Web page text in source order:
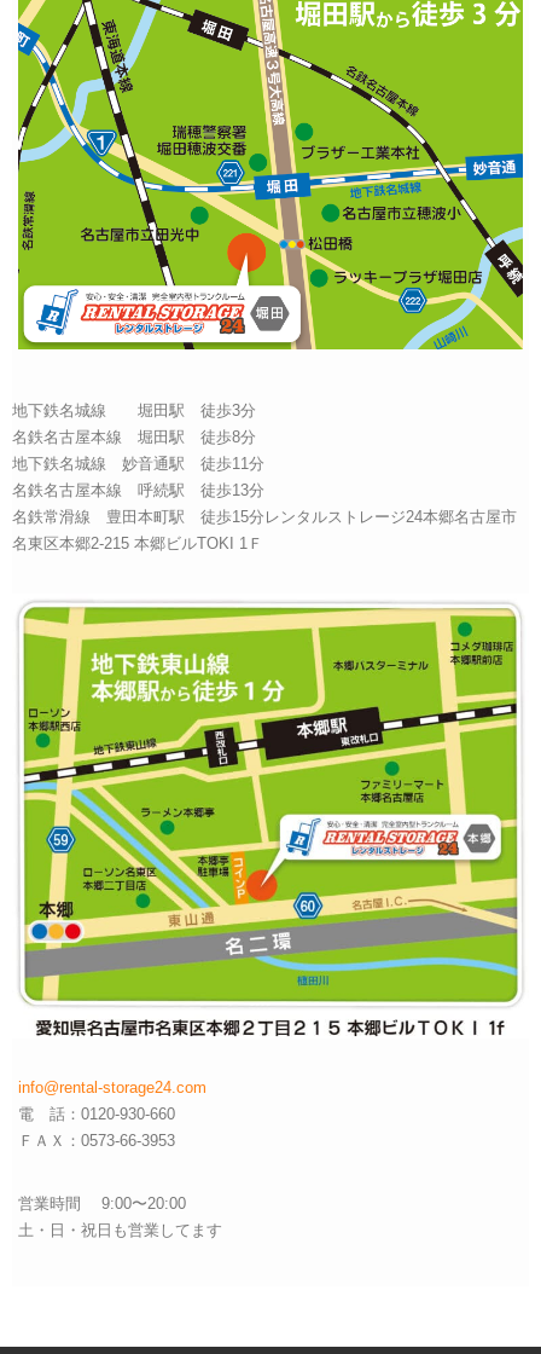
地下鉄名城線 堀田駅 徒歩3分
名鉄名古屋本線 堀田駅 徒歩8分
地下鉄名城線 妙音通駅 徒歩11分
名鉄名古屋本線 呼続駅 徒歩13分
名鉄常滑線 豊田本町駅 徒歩15分レンタルストレージ24本郷名古屋市
名東区本郷2-215 本郷ビルTOKI 1Ｆ
info@rental-storage24.com
電 話：0120-930-660
ＦＡＸ：0573-66-3953
営業時間 9:00〜20:00
土・日・祝日も営業してます